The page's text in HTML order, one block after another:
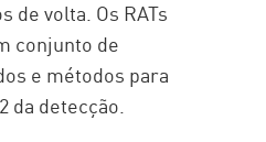
de volta. Os RATs
conjunto de
e métodos para
da detecção.